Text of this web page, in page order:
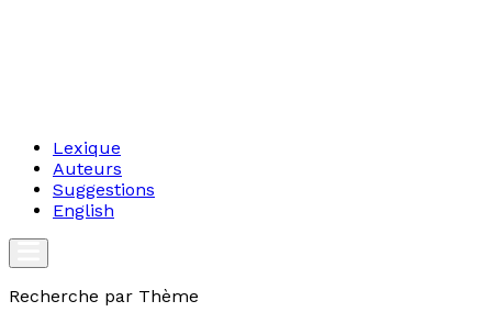
Lexique
Auteurs
Suggestions
English
Recherche par Thème